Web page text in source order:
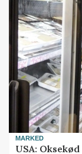
MARKED
USA: